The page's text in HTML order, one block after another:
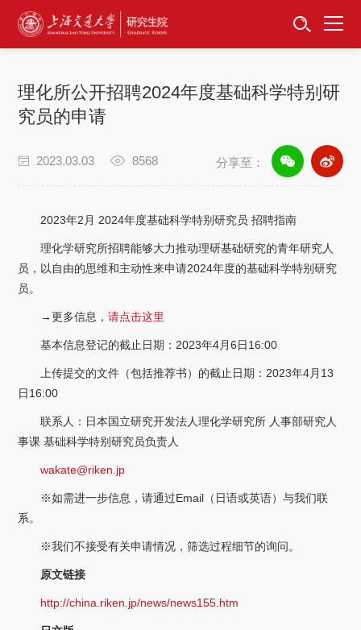
首页
招生工作
专项工作
信息公开
关于我们
信息系统
下载中心 联系我们 EN
理化所公开招聘2024年度基础科学特别研
究员的申请
2023.03.03 8568 分享至：
2023年2月 2024年度基础科学特别研究员 招聘指南
理化学研究所招聘能够大力推动理研基础研究的青年研究人
员，以自由的思维和主动性来申请2024年度的基础科学特别研究
员。
→更多信息，请点击这里
基本信息登记的截止日期：2023年4月6日16:00
上传提交的文件（包括推荐书）的截止日期：2023年4月13
日16:00
联系人：日本国立研究开发法人理化学研究所 人事部研究人
事课 基础科学特别研究员负责人
wakate@riken.jp
※如需进一步信息，请通过Email（日语或英语）与我们联
系。
※我们不接受有关申请情况，筛选过程细节的询问。
原文链接
http://china.riken.jp/news/news155.htm